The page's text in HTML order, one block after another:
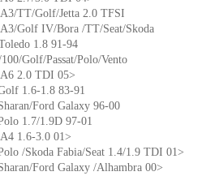
TT/Golf/Jetta 2.0 TFSI
Golf IV/Bora /TT/Seat/Skoda
1.8 91-94
Golf/Passat/Polo/Vento
2.0 TDI 05>
1.6-1.8 83-91
Ford Galaxy 96-00
1.7/1.9D 97-01
1.6-3.0 01>
/Skoda Fabia/Seat 1.4/1.9 TDI 01>
Ford Galaxy /Alhambra 00>